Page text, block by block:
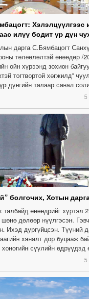
Хэлэлцүүлгээс
илүү бодит үр дүн
дарга С.Бямбацогт
төлөөлөлтэй өнөөдөр /
ойн хүрээнд зохион
тогтвортой хөгжилд”
дүнгийн талаар санал
5
болгочих, Хотын
талбайд өнөөдрийг хүртэл
дөлөөр нүүлгэсэн.
Ихэд дургүйцсэн. Түүний
хяналт дор буцааж
сүүлийн өдрүүдэд
5